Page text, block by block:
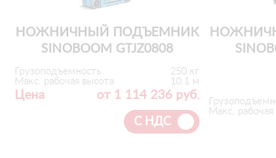
НОЖНИЧНЫЙ ПОДЪЕМНИК
SINOBOOM GTJZ0808
Грузоподъемность
250 кг
Макс. рабочая высота
10.1 м
Цена от 1 114 236 руб.
С НДС
Макс. рабочая